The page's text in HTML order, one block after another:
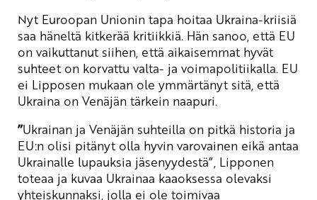
Nyt Euroopan Unionin tapa hoitaa Ukraina-kriisiä
saa häneltä kitkerää kritiikkiä. Hän sanoo, että EU
on vaikuttanut siihen, että aikaisemmat hyvät
suhteet on korvattu valta- ja voimapolitiikalla. EU
ei Lipposen mukaan ole ymmärtänyt sitä, että
Ukraina on Venäjän tärkein naapuri.
”Ukrainan ja Venäjän suhteilla on pitkä historia ja
EU:n olisi pitänyt olla hyvin varovainen eikä antaa
Ukrainalle lupauksia jäsenyydestä”, Lipponen
toteaa ja kuvaa Ukrainaa kaaoksessa olevaksi
yhteiskunnaksi, jolla ei ole toimivaa